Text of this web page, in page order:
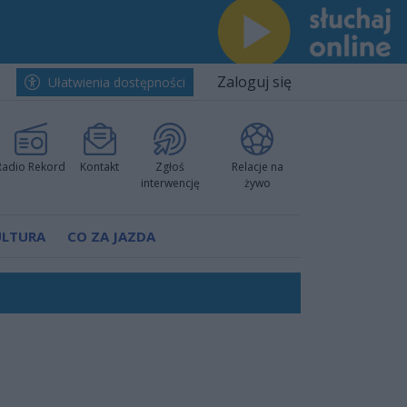
Ułatwienia dostępności Zaloguj się
Rekord Kontakt
Zgłoś
interwencję
Relacje na
żywo
CO ZA JAZDA